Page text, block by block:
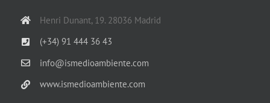
Henri Dunant, 19. 28036 Madrid
(+34) 91 444 36 43
info@ismedioambiente.com
www.ismedioambiente.com